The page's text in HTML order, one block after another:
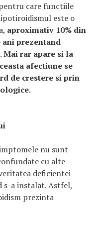
care functiile
este o
aproximativ 10% din
ani prezentand
.Mai rar apare si la
afectiune se
de crestere si prin
nu sunt
cu alte
deficientei
s-a instalat. Astfel,
prezinta